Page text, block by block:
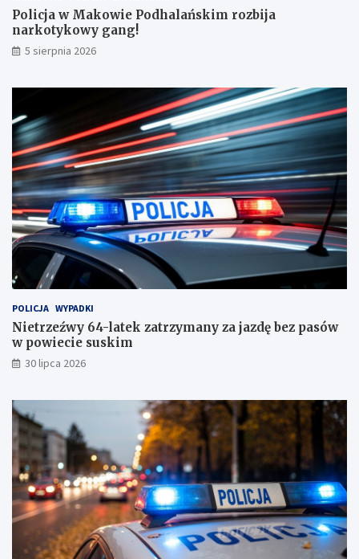
ń
s
k
i
r
z
b
i
j
a
n
a
r
k
o
t
y
k
o
w
y
g
g
z
y
m
a
y
a
j
a
z
d
ę
b
e
z
p
a
s
ó
w
w
p
o
e
c
i
e
s
u
s
k
m
Policja w Makowie Podhalańskim rozbija
narkotykowy gang!
5 sierpnia 2026
POLICJA WYPADKI
Nietrzeźwy 64-latek zatrzymany za jazdę bez pasów
w powiecie suskim
30 lipca 2026